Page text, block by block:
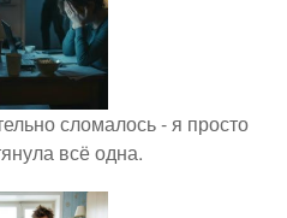
сломалось - я просто
всё одна.